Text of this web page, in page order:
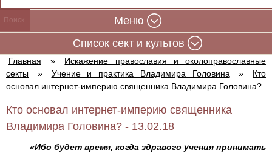
Меню
Cписок сект и культов
Главная »
Искажение православия и околоправославные
секты
» Учение и практика Владимира Головина »
Кто
основал интернет-империю священника Владимира Головина?
Кто основал интернет-империю священника
Владимира Головина? - 13.02.18
«Ибо будет время, когда здравого учения принимать